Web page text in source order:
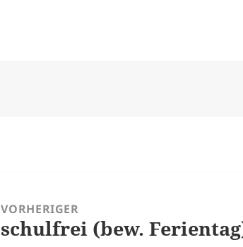
VORHERIGER
Vorheriger
schulfrei (bew.